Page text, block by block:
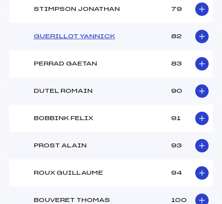
STIMPSON JONATHAN 79
GUERILLOT YANNICK 82
PERRAD GAETAN 83
DUTEL ROMAIN 90
BOBBINK FELIX 91
PROST ALAIN 93
ROUX GUILLAUME 94
BOUVERET THOMAS 100